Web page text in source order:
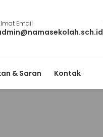
Email
& Saran Kontak